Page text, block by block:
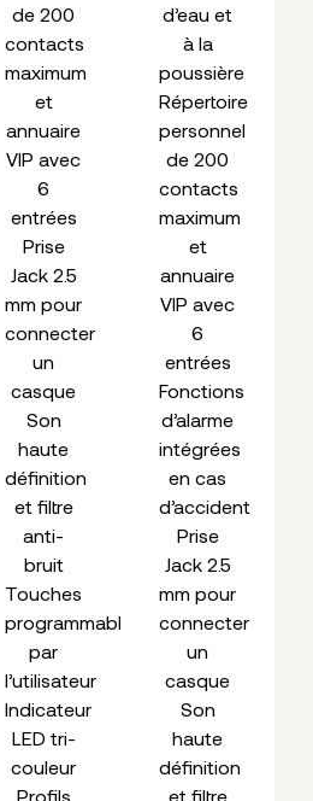
de 200
contacts
maximum
et
annuaire
VIP avec
6
entrées
Prise
Jack 2.5
mm pour
connecter
un
casque
Son
haute
définition
et filtre
anti-
bruit
Touches
programmables
par
l’utilisateur
Indicateur
LED tri-
couleur
Profils
d’eau et
à la
poussière
Répertoire
personnel
de 200
contacts
maximum
et
annuaire
VIP avec
6
entrées
Fonctions
d’alarme
intégrées
en cas
d’accident
Prise
Jack 2.5
mm pour
connecter
un
casque
Son
haute
définition
et filtre